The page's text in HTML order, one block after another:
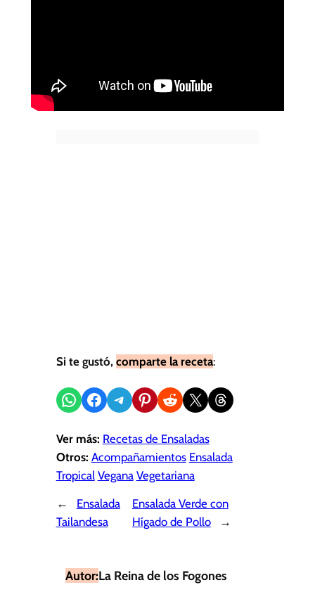
Si te gustó, comparte la receta:
Compartir en WhatsApp
Compartir en Facebook
Compartir en Telegram
Compartir en Pinterest
Compartir en Reddit
Compartir en X Share on Threads
Ver más: Recetas de Ensaladas
Otros: Acompañamientos Ensalada
Tropical Vegana Vegetariana
←
Ensalada
Tailandesa
Ensalada Verde con
Hígado de Pollo
→
Autor:La Reina de los Fogones